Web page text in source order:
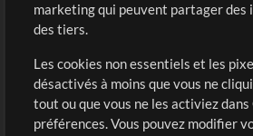
Contenu gratuit
Demander les pistes
Extras
Sessions
marketing qui peuvent partager des
des tiers.
Les cookies non essentiels et les
désactivés à moins que vous ne
tout ou que vous ne les activiez dans
préférences. Vous pouvez modifier